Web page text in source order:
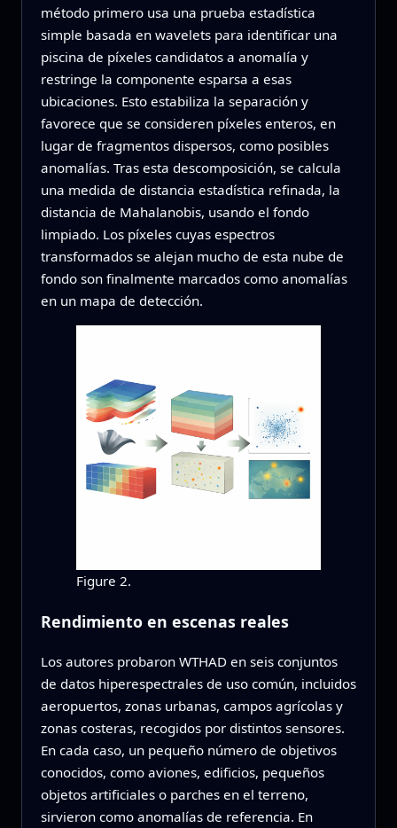
método primero usa una prueba estadística
simple basada en wavelets para identificar una
piscina de píxeles candidatos a anomalía y
restringe la componente esparsa a esas
ubicaciones. Esto estabiliza la separación y
favorece que se consideren píxeles enteros, en
lugar de fragmentos dispersos, como posibles
anomalías. Tras esta descomposición, se calcula
una medida de distancia estadística refinada, la
distancia de Mahalanobis, usando el fondo
limpiado. Los píxeles cuyas espectros
transformados se alejan mucho de esta nube de
fondo son finalmente marcados como anomalías
en un mapa de detección.
Figure 2.
Rendimiento en escenas reales
Los autores probaron WTHAD en seis conjuntos
de datos hiperespectrales de uso común, incluidos
aeropuertos, zonas urbanas, campos agrícolas y
zonas costeras, recogidos por distintos sensores.
En cada caso, un pequeño número de objetivos
conocidos, como aviones, edificios, pequeños
objetos artificiales o parches en el terreno,
sirvieron como anomalías de referencia. En